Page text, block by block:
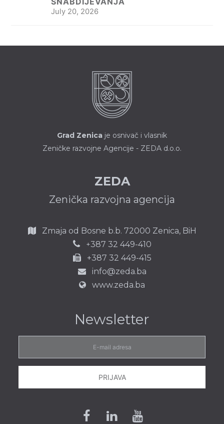
July 20, 2026
Grad Zenica je osnivač i vlasnik
Zeničke razvojne Agencije - ZEDA d.o.o.
ZEDA
Zenička razvojna agencija
Zmaja od Bosne b.b. 72000 Zenica, BiH
+387 32 449-410
+387 32 449-415
info@zeda.ba
www.zeda.ba
Newsletter
adresa
PRIJAVA
Facebook
LinkedinYoutube